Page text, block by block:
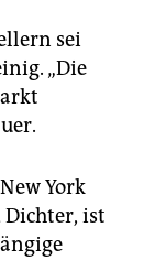
sei
„Die
York
Dichter, ist